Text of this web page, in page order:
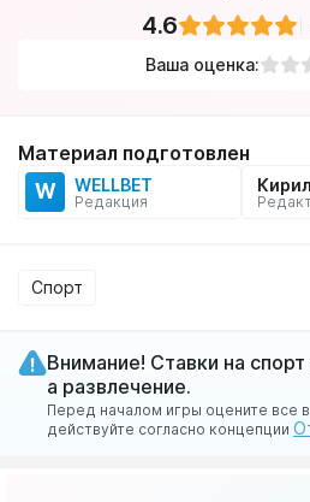
Ваша оценка:
4.6
Материал подготовлен
W
WELLBET
Редакция
Спорт
Внимание! Ставки на
а развлечение.
Перед началом игры оцените все
действуйте согласно концепции